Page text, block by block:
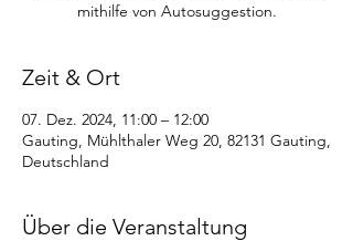
mithilfe von Autosuggestion.
Zeit & Ort
07. Dez. 2024, 11:00 – 12:00
Gauting, Mühlthaler Weg 20, 82131 Gauting,
Deutschland
Über die Veranstaltung